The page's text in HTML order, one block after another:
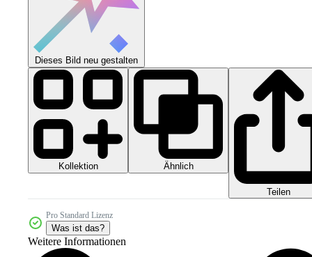
Dieses Bild neu gestalten
Kollektion Ähnlich
Teilen
Pro Standard Lizenz
Was ist das?
Weitere Informationen